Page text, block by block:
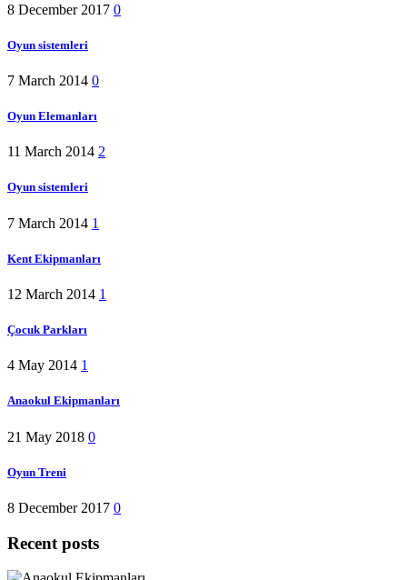
8 December 2017 0
Oyun sistemleri
7 March 2014 0
Oyun Elemanları
11 March 2014 2
Oyun sistemleri
7 March 2014 1
Kent Ekipmanları
12 March 2014 1
Çocuk Parkları
4 May 2014 1
Anaokul Ekipmanları
21 May 2018 0
Oyun Treni
8 December 2017 0
Recent posts